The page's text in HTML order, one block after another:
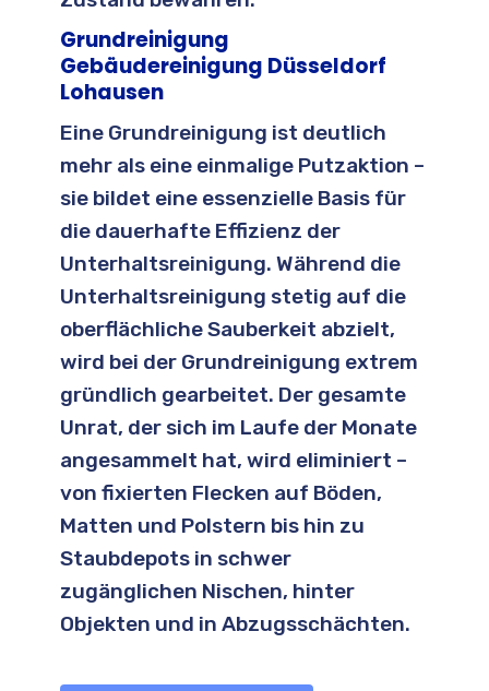
Grundreinigung
Gebäudereinigung Düsseldorf
Lohausen
Eine Grundreinigung ist deutlich
mehr als eine einmalige Putzaktion –
sie bildet eine essenzielle Basis für
die dauerhafte Effizienz der
Unterhaltsreinigung. Während die
Unterhaltsreinigung stetig auf die
oberflächliche Sauberkeit abzielt,
wird bei der Grundreinigung extrem
gründlich gearbeitet. Der gesamte
Unrat, der sich im Laufe der Monate
angesammelt hat, wird eliminiert –
von fixierten Flecken auf Böden,
Matten und Polstern bis hin zu
Staubdepots in schwer
zugänglichen Nischen, hinter
Objekten und in Abzugsschächten.